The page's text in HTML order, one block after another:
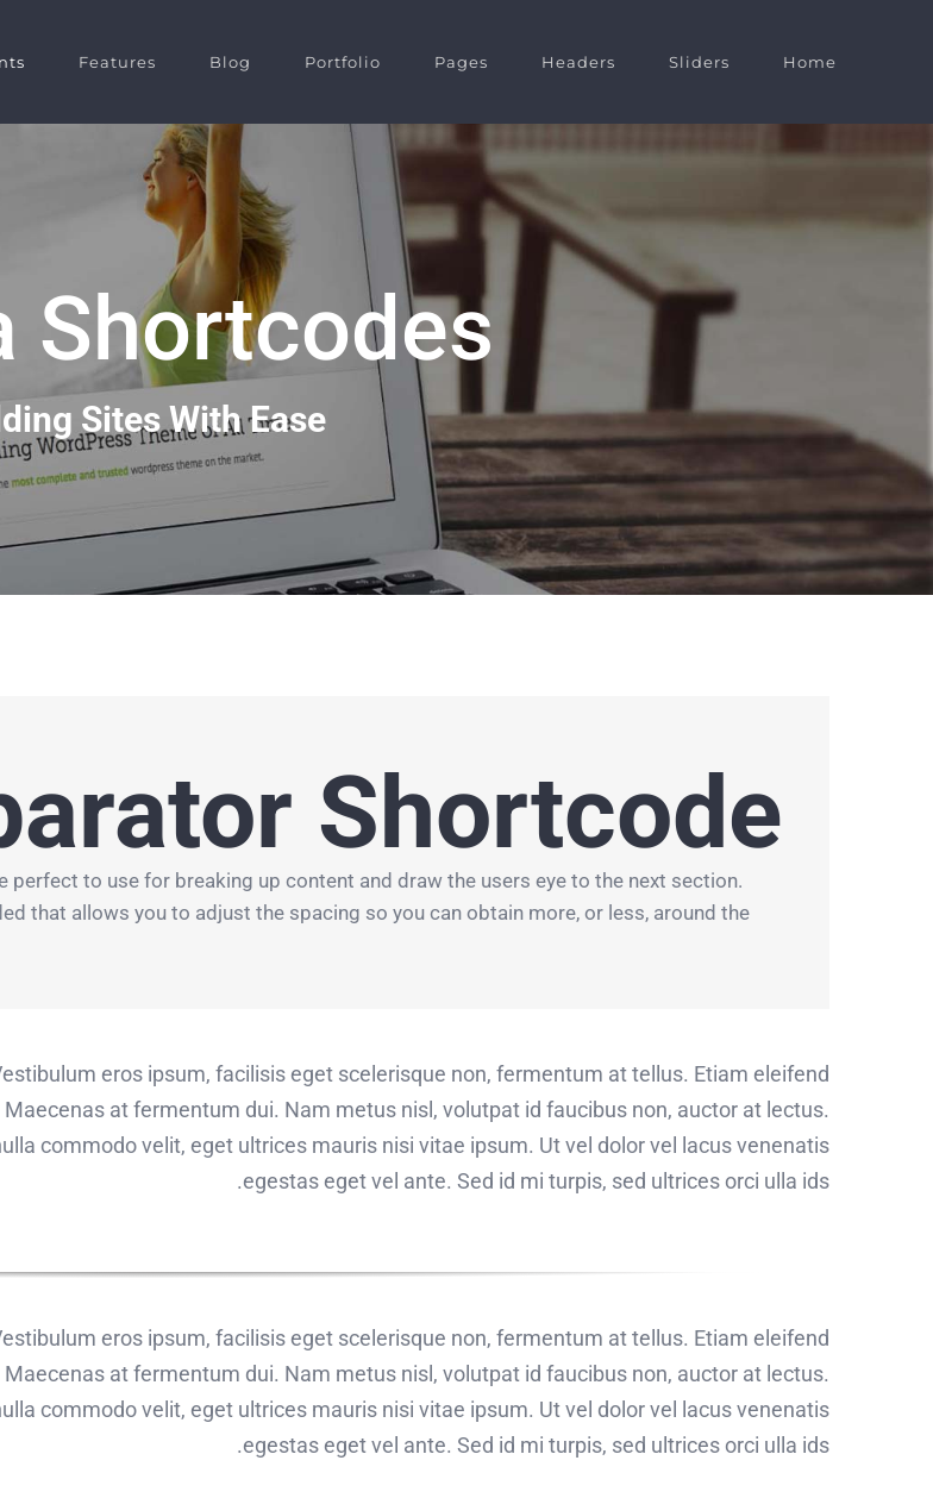
Home
Sliders
Headers
Pages
Portfolio
Blog
Features
Shortcodes
Sites With Ease
Shortcode
to use for breaking up content and draw the users eye to the next section.
that allows you to adjust the spacing so you can obtain more, or less, around the
eros ipsum, facilisis eget scelerisque non, fermentum at tellus. Etiam eleifend
at fermentum dui. Nam metus nisl, volutpat id faucibus non, auctor at lectus.
commodo velit, eget ultrices mauris nisi vitae ipsum. Ut vel dolor vel lacus venenatis
egestas eget vel ante. Sed id mi turpis, sed ultrices orci ulla ids.
eros ipsum, facilisis eget scelerisque non, fermentum at tellus. Etiam eleifend
at fermentum dui. Nam metus nisl, volutpat id faucibus non, auctor at lectus.
commodo velit, eget ultrices mauris nisi vitae ipsum. Ut vel dolor vel lacus venenatis
egestas eget vel ante. Sed id mi turpis, sed ultrices orci ulla ids.